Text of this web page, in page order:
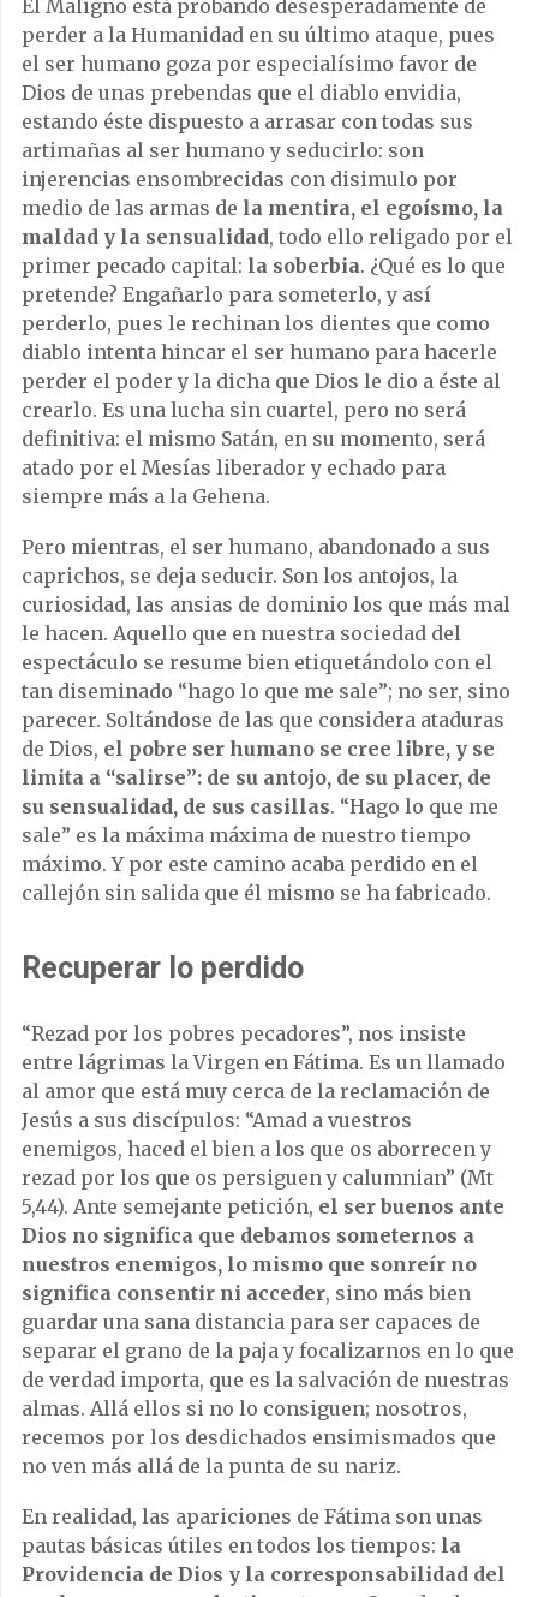
El Maligno está probando desesperadamente de
perder a la Humanidad en su último ataque, pues
el ser humano goza por especialísimo favor de
Dios de unas prebendas que el diablo envidia,
estando éste dispuesto a arrasar con todas sus
artimañas al ser humano y seducirlo: son
injerencias ensombrecidas con disimulo por
medio de las armas de la mentira, el egoísmo, la
maldad y la sensualidad, todo ello religado por el
primer pecado capital: la soberbia. ¿Qué es lo que
pretende? Engañarlo para someterlo, y así
perderlo, pues le rechinan los dientes que como
diablo intenta hincar el ser humano para hacerle
perder el poder y la dicha que Dios le dio a éste al
crearlo. Es una lucha sin cuartel, pero no será
definitiva: el mismo Satán, en su momento, será
atado por el Mesías liberador y echado para
siempre más a la Gehena.
Pero mientras, el ser humano, abandonado a sus
caprichos, se deja seducir. Son los antojos, la
curiosidad, las ansias de dominio los que más mal
le hacen. Aquello que en nuestra sociedad del
espectáculo se resume bien etiquetándolo con el
tan diseminado “hago lo que me sale”; no ser, sino
parecer. Soltándose de las que considera ataduras
de Dios, el pobre ser humano se cree libre, y se
limita a “salirse”: de su antojo, de su placer, de
su sensualidad, de sus casillas. “Hago lo que me
sale” es la máxima máxima de nuestro tiempo
máximo. Y por este camino acaba perdido en el
callejón sin salida que él mismo se ha fabricado.
Recuperar lo perdido
“Rezad por los pobres pecadores”, nos insiste
entre lágrimas la Virgen en Fátima. Es un llamado
al amor que está muy cerca de la reclamación de
Jesús a sus discípulos: “Amad a vuestros
enemigos, haced el bien a los que os aborrecen y
rezad por los que os persiguen y calumnian” (Mt
5,44). Ante semejante petición, el ser buenos ante
Dios no significa que debamos someternos a
nuestros enemigos, lo mismo que sonreír no
significa consentir ni acceder, sino más bien
guardar una sana distancia para ser capaces de
separar el grano de la paja y focalizarnos en lo que
de verdad importa, que es la salvación de nuestras
almas. Allá ellos si no lo consiguen; nosotros,
recemos por los desdichados ensimismados que
no ven más allá de la punta de su nariz.
En realidad, las apariciones de Fátima son unas
pautas básicas útiles en todos los tiempos: la
Providencia de Dios y la corresponsabilidad del